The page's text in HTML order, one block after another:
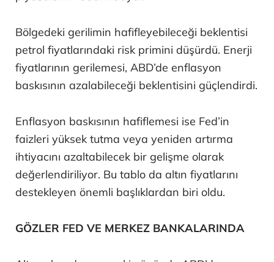
Bölgedeki gerilimin hafifleyebileceği beklentisi
petrol fiyatlarındaki risk primini düşürdü. Enerji
fiyatlarının gerilemesi, ABD’de enflasyon
baskısının azalabileceği beklentisini güçlendirdi.
Enflasyon baskısının hafiflemesi ise Fed’in
faizleri yüksek tutma veya yeniden artırma
ihtiyacını azaltabilecek bir gelişme olarak
değerlendiriliyor. Bu tablo da altın fiyatlarını
destekleyen önemli başlıklardan biri oldu.
GÖZLER FED VE MERKEZ BANKALARINDA